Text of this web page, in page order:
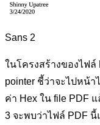
Sans 2
ในโครงสร้างของไฟ
pointer ชี้ว่าจะไปหน้
ค่า Hex ใน file PDF
3 จะพบว่าไฟล์ PDF นี้